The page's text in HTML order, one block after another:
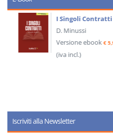
I Singoli Contratti
D. Minussi
Versione ebook€
(iva incl.)
Iscriviti alla Newsletter